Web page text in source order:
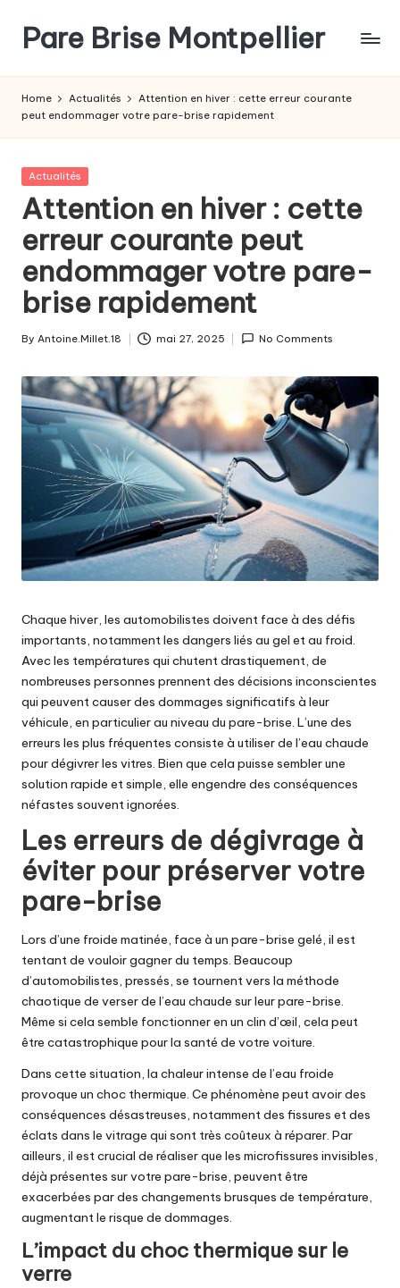
content
Pare Brise Montpellier
Home Actualités
Attention en hiver : cette erreur courante
peut endommager votre pare-brise rapidement
Posted
Actualités
Attention en hiver : cette
erreur courante peut
endommager votre pare-
brise rapidement
Posted
By Antoine.Millet.18 mai 27, 2025 No Comments
Chaque hiver, les automobilistes doivent face à des défis
importants, notamment les dangers liés au gel et au froid.
Avec les températures qui chutent drastiquement, de
nombreuses personnes prennent des décisions inconscientes
qui peuvent causer des dommages significatifs à leur
véhicule, en particulier au niveau du pare-brise. L’une des
erreurs les plus fréquentes consiste à utiliser de l’eau chaude
pour dégivrer les vitres. Bien que cela puisse sembler une
solution rapide et simple, elle engendre des conséquences
néfastes souvent ignorées.
Les erreurs de dégivrage à
éviter pour préserver votre
pare-brise
Lors d’une froide matinée, face à un pare-brise gelé, il est
tentant de vouloir gagner du temps. Beaucoup
d’automobilistes, pressés, se tournent vers la méthode
chaotique de verser de l’eau chaude sur leur pare-brise.
Même si cela semble fonctionner en un clin d’œil, cela peut
être catastrophique pour la santé de votre voiture.
Dans cette situation, la chaleur intense de l’eau froide
provoque un choc thermique. Ce phénomène peut avoir des
conséquences désastreuses, notamment des fissures et des
éclats dans le vitrage qui sont très coûteux à réparer. Par
ailleurs, il est crucial de réaliser que les microfissures invisibles,
déjà présentes sur votre pare-brise, peuvent être
exacerbées par des changements brusques de température,
augmentant le risque de dommages.
L’impact du choc thermique sur le
verre